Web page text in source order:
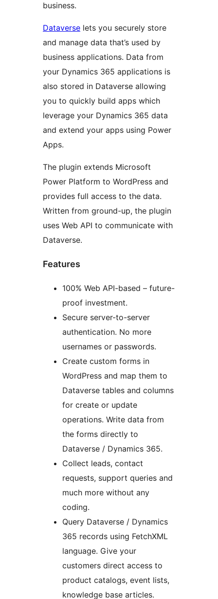
business.
Dataverse lets you securely store
and manage data that’s used by
business applications. Data from
your Dynamics 365 applications is
also stored in Dataverse allowing
you to quickly build apps which
leverage your Dynamics 365 data
and extend your apps using Power
Apps.
The plugin extends Microsoft
Power Platform to WordPress and
provides full access to the data.
Written from ground-up, the plugin
uses Web API to communicate with
Dataverse.
Features
100% Web API-based – future-
proof investment.
Secure server-to-server
authentication. No more
usernames or passwords.
Create custom forms in
WordPress and map them to
Dataverse tables and columns
for create or update
operations. Write data from
the forms directly to
Dataverse / Dynamics 365.
Collect leads, contact
requests, support queries and
much more without any
coding.
Query Dataverse / Dynamics
365 records using FetchXML
language. Give your
customers direct access to
product catalogs, event lists,
knowledge base articles.